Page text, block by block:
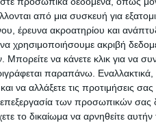
από μια συσκευή για
έρευνα ακροατηρίου και
χρησιμοποιήσουμε ακριβή
να κάνετε κλικ για να
παραπάνω.
να αλλάξετε τις προτιμήσεις
των προσωπικών σας
το δικαίωμα να αρνηθείτε
Καρδίτσας και ευρύτερα της
Παριφέρεια
Επιδείνωσης Καιρού με
ραγδαία